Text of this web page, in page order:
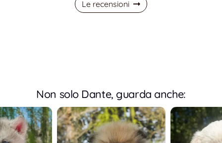
Le recensioni
Non solo Dante, guarda anche: